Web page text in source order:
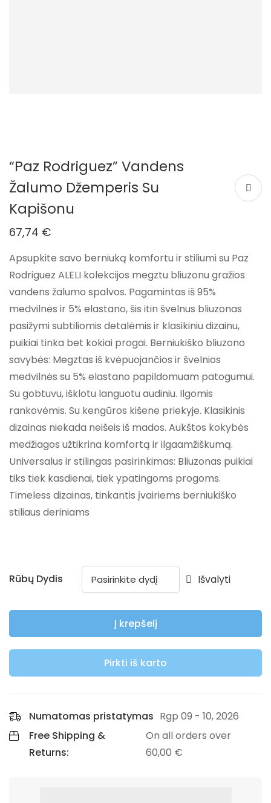
“Paz Rodriguez” Vandens
Žalumo Džemperis Su
Kapišonu
67,74 €
Apsupkite savo berniuką komfortu ir stiliumi su Paz
Rodriguez ALELI kolekcijos megztu bliuzonu gražios
vandens žalumo spalvos. Pagamintas iš 95%
medvilnės ir 5% elastano, šis itin švelnus bliuzonas
pasižymi subtiliomis detalėmis ir klasikiniu dizainu,
puikiai tinka bet kokiai progai. Berniukiško bliuzono
savybės: Megztas iš kvėpuojančios ir švelnios
medvilnės su 5% elastano papildomuam patogumui.
Su gobtuvu, išklotu languotu audiniu. Ilgomis
rankovėmis. Su kengūros kišene priekyje. Klasikinis
dizainas niekada neišeis iš mados. Aukštos kokybės
medžiagos užtikrina komfortą ir ilgaamžiškumą.
Universalus ir stilingas pasirinkimas: Bliuzonas puikiai
tiks tiek kasdienai, tiek ypatingoms progoms.
Timeless dizainas, tinkantis įvairiems berniukiško
stiliaus deriniams
Rūbų Dydis Išvalyti
Į krepšelį
Pirkti iš karto
Numatomas pristatymas Rgp 09 - 10, 2026
Free Shipping &
Returns:
On all orders over
60,00 €